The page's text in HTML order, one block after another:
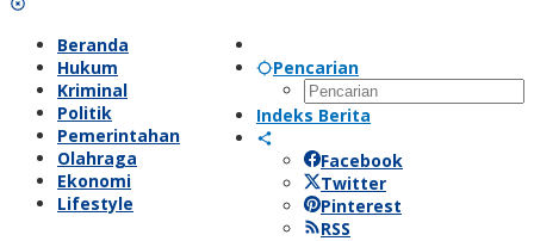
Pencarian
Indeks Berita
Facebook
Twitter
Pinterest
RSS
Beranda
Hukum
Kriminal
Politik
Pemerintahan
Olahraga
Ekonomi
Lifestyle